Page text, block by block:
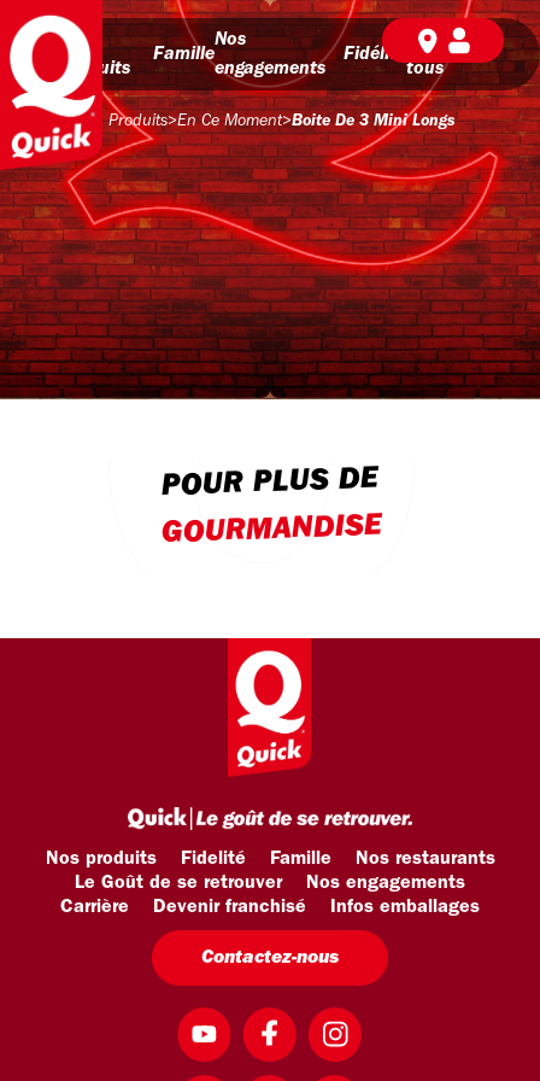
Nos
produits
Famille
Nos
engagements
Fidélité
BD pour
tous
Produits>En Ce Moment>Boite De 3 Mini Longs
POUR PLUS DE
GOURMANDISE
Nos produits Fidelité Famille
Nos restaurants
Le Goût de se retrouver
Nos engagements
Carrière
Devenir franchisé Infos emballages
Contactez-nous